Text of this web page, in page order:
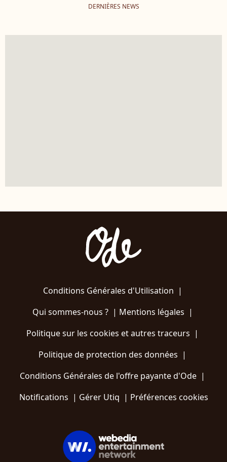
DERNIÈRES NEWS
Conditions Générales d'Utilisation |
Qui sommes-nous ?| Mentions légales |
Politique sur les cookies et autres traceurs |
Politique de protection des données |
Conditions Générales de l'offre payante d'Ode |
Notifications | Gérer Utiq | Préférences cookies